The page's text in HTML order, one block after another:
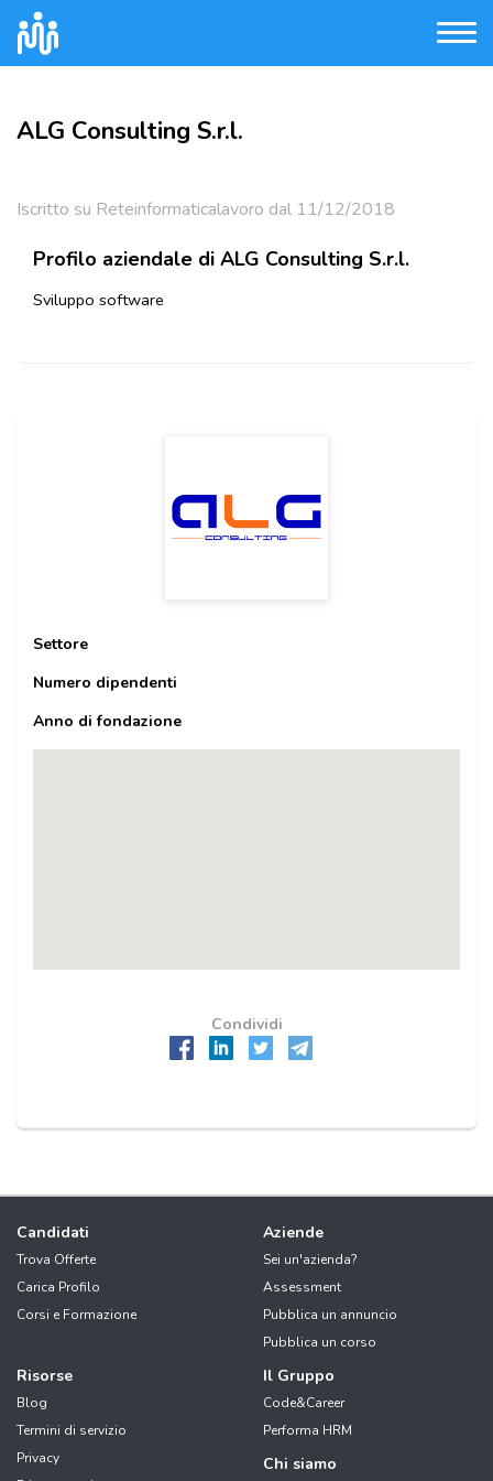
ALG Consulting S.r.l.
Iscritto su Reteinformaticalavoro dal 11/12/2018
Profilo aziendale di ALG Consulting S.r.l.
Sviluppo software
Settore
Numero dipendenti
Anno di fondazione
Condividi
Candidati
Trova Offerte
Carica Profilo
Corsi e Formazione
Aziende
Sei un'azienda?
Assessment
Pubblica un annuncio
Pubblica un corso
Risorse
Blog
Termini di servizio
Privacy
Il Gruppo
Code&Career
Performa HRM
Chi siamo